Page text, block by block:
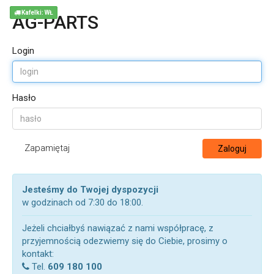
AG-PARTS
Login
Hasło
Zapamiętaj Zaloguj
Jesteśmy do Twojej dyspozycji
w godzinach od 7:30 do 18:00.
Jeżeli chciałbyś nawiązać z nami współpracę, z
przyjemnością odezwiemy się do Ciebie, prosimy o
kontakt:
Tel. 609 180 100
Kafelki: WŁ